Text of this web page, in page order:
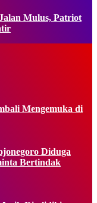
Mulus, Patriot
Mengemuka di
Diduga
Bertindak